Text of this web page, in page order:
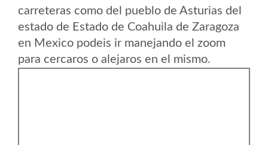
carreteras como del pueblo de Asturias del
estado de Estado de Coahuila de Zaragoza
en Mexico podeis ir manejando el zoom
para cercaros o alejaros en el mismo.